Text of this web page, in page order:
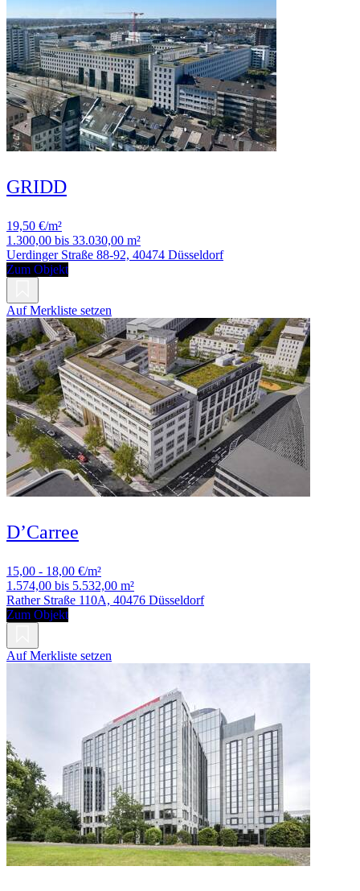
GRIDD
19,50 €/m²
1.300,00 bis 33.030,00 m²
Uerdinger Straße 88-92, 40474 Düsseldorf
Zum Objekt
Auf Merkliste setzen
D’Carree
15,00 - 18,00 €/m²
1.574,00 bis 5.532,00 m²
Rather Straße 110A, 40476 Düsseldorf
Zum Objekt
Auf Merkliste setzen